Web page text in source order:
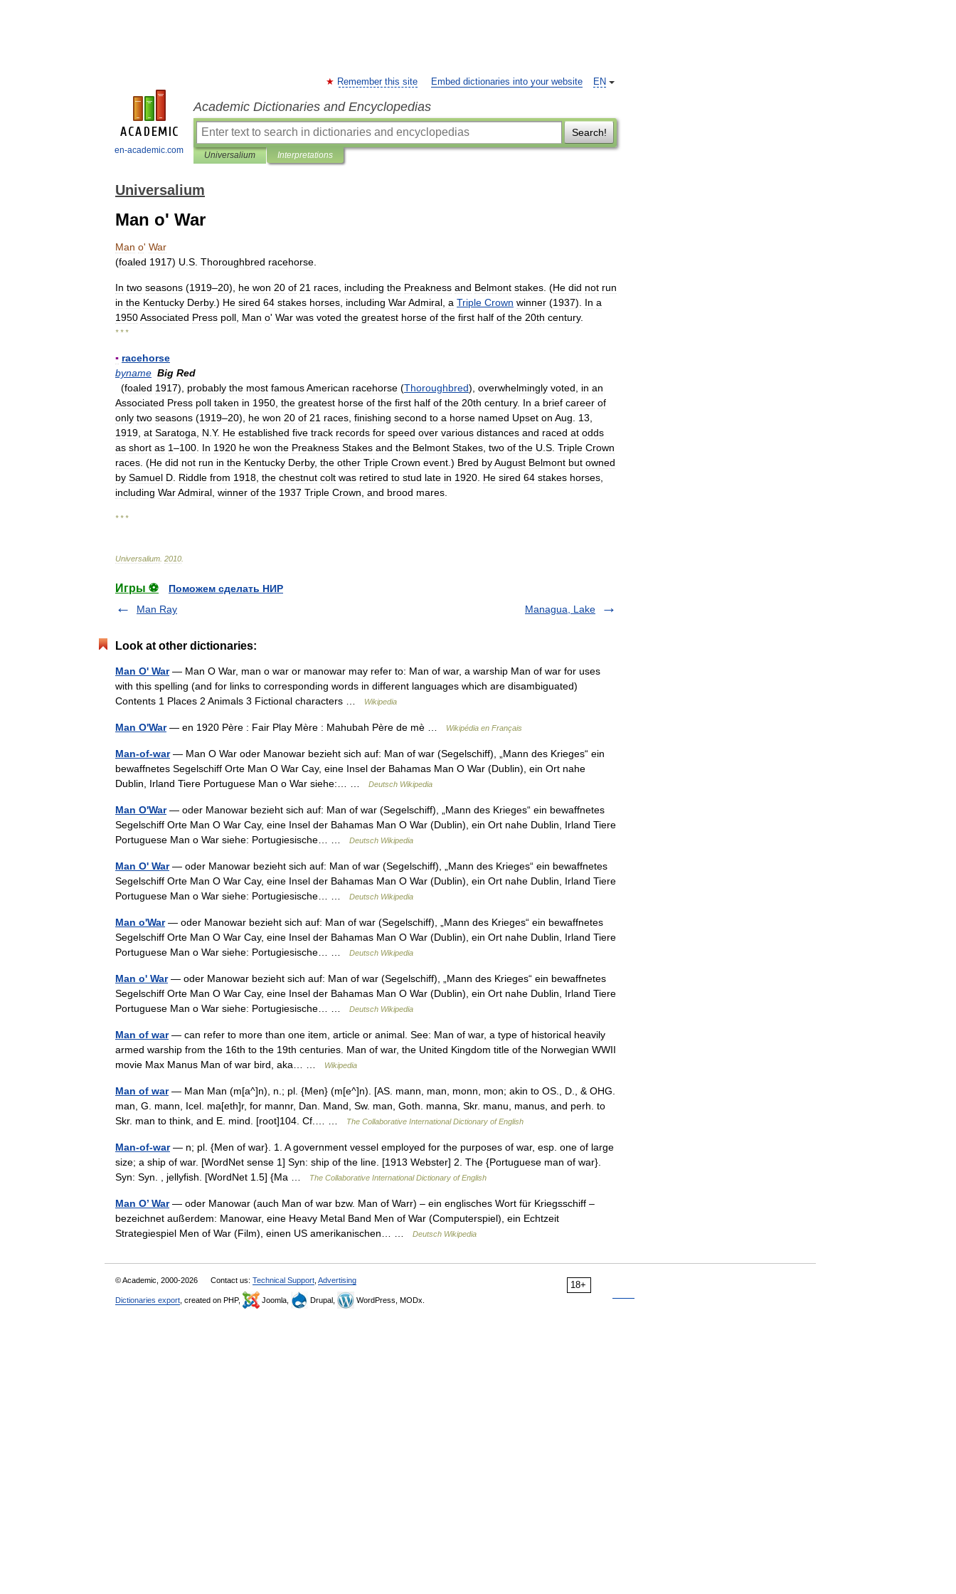
en-academic.com
EN
Remember this site Embed dictionaries into your website
Academic Dictionaries and Encyclopedias
Search!
Universalium Interpretations
Universalium
Man o' War
Man o' War
(foaled 1917) U S Thoroughbred racehorse
In two seasons (1919–20), he won 20 of 21 races including the Preakness and Belmont stakes . (He did not run
in the Kentucky Derby.) He sired 64 stakes horses including WarAdmiral a Triple Crown winner (1937). In a
1950Associated Press poll Man o' War was voted the greatest horse of the first half of the 20th century.
* * *
▪ racehorse
byname Big Red
(foaled 1917), probably the most famousAmerican racehorse (Thoroughbred), overwhelmingly voted in an
Associated Press poll taken in 1950 the greatest horse of the first half of the 20th century. In a brief career of
only two seasons (1919–20), he won 20 of 21 races finishing second to a horse named Upset on Aug 13
1919 at Saratoga N Y. He established five track records for speed over various distances and raced at odds
as short as 1–100 In 1920 he won the Preakness Stakes and the Belmont Stakes two of the U S Triple Crown
races . (He did not run in the Kentucky Derby, the other Triple Crown event .) Bred byAugust Belmont but owned
by Samuel D Riddle from 1918 the chestnut colt was retired to stud late in 1920 He sired 64 stakes horses
including WarAdmiral winner of the 1937 Triple Crown and brood mares
* * *
Universalium 2010
Игры ⚽
Поможем сделать НИР
Man Ray
Managua, Lake
Look at other dictionaries:
Man O' War— Man O War, man o war or manowar may refer to: Man of war, a warship Man of war for uses
with this spelling (and for links to corresponding words in different languages which are disambiguated)
Contents 1 Places 2 Animals 3 Fictional characters …
Wikipedia
Man O'War— en 1920 Père : Fair Play Mère : Mahubah Père de mè … Wikipédia en Français
Man-of-war— Man O War oder Manowar bezieht sich auf: Man of war (Segelschiff), „Mann des Krieges“ ein
bewaffnetes Segelschiff Orte Man O War Cay, eine Insel der Bahamas Man O War (Dublin), ein Ort nahe
Dublin, Irland Tiere Portuguese Man o War siehe:… …
Deutsch Wikipedia
Man O'War— oder Manowar bezieht sich auf: Man of war (Segelschiff), „Mann des Krieges“ ein bewaffnetes
Segelschiff Orte Man O War Cay, eine Insel der Bahamas Man O War (Dublin), ein Ort nahe Dublin, Irland Tiere
Portuguese Man o War siehe: Portugiesische… …
Deutsch Wikipedia
Man O' War— oder Manowar bezieht sich auf: Man of war (Segelschiff), „Mann des Krieges“ ein bewaffnetes
Segelschiff Orte Man O War Cay, eine Insel der Bahamas Man O War (Dublin), ein Ort nahe Dublin, Irland Tiere
Portuguese Man o War siehe: Portugiesische… …
Deutsch Wikipedia
Man o'War— oder Manowar bezieht sich auf: Man of war (Segelschiff), „Mann des Krieges“ ein bewaffnetes
Segelschiff Orte Man O War Cay, eine Insel der Bahamas Man O War (Dublin), ein Ort nahe Dublin, Irland Tiere
Portuguese Man o War siehe: Portugiesische… …
Deutsch Wikipedia
Man o' War— oder Manowar bezieht sich auf: Man of war (Segelschiff), „Mann des Krieges“ ein bewaffnetes
Segelschiff Orte Man O War Cay, eine Insel der Bahamas Man O War (Dublin), ein Ort nahe Dublin, Irland Tiere
Portuguese Man o War siehe: Portugiesische… …
Deutsch Wikipedia
Man of war— can refer to more than one item, article or animal. See: Man of war, a type of historical heavily
armed warship from the 16th to the 19th centuries. Man of war, the United Kingdom title of the Norwegian WWII
movie Max Manus Man of war bird, aka… …
Wikipedia
Man of war— Man Man (m[a^]n), n.; pl. {Men} (m[e^]n). [AS. mann, man, monn, mon; akin to OS., D., & OHG.
man, G. mann, Icel. ma[eth]r, for mannr, Dan. Mand, Sw. man, Goth. manna, Skr. manu, manus, and perh. to
Skr. man to think, and E. mind. [root]104. Cf.… …
The Collaborative International Dictionary of English
Man-of-war— n; pl. {Men of war}. 1. A government vessel employed for the purposes of war, esp. one of large
size; a ship of war. [WordNet sense 1] Syn: ship of the line. [1913 Webster] 2. The {Portuguese man of war}.
Syn: Syn. , jellyfish. [WordNet 1.5] {Ma …
The Collaborative International Dictionary of English
Man O’ War— oder Manowar (auch Man of war bzw. Man of Warr) – ein englisches Wort für Kriegsschiff –
bezeichnet außerdem: Manowar, eine Heavy Metal Band Men of War (Computerspiel), ein Echtzeit
Strategiespiel Men of War (Film), einen US amerikanischen… …
Deutsch Wikipedia
18+
© Academic, 2000-2026 Contact us: Technical Support Advertising
Dictionaries export , created on PHP, Joomla, Drupal, WordPress, MODx.